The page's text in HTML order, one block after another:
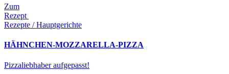
Zum
Rezept
Rezepte / Hauptgerichte
HÄHNCHEN-MOZZARELLA-PIZZA
Pizzaliebhaber aufgepasst!